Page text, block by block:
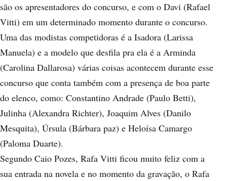
são os apresentadores do concurso, e com o Davi (Rafael
Vitti) em um determinado momento durante o concurso.
Uma das modistas competidoras é a Isadora (Larissa
Manuela) e a modelo que desfila pra ela é a Arminda
(Carolina Dallarosa) várias coisas acontecem durante esse
concurso que conta também com a presença de boa parte
do elenco, como: Constantino Andrade (Paulo Betti),
Julinha (Alexandra Richter), Joaquim Alves (Danilo
Mesquita), Úrsula (Bárbara paz) e Heloísa Camargo
(Paloma Duarte).
Segundo Caio Pozes, Rafa Vitti ficou muito feliz com a
sua entrada na novela e no momento da gravação, o Rafa